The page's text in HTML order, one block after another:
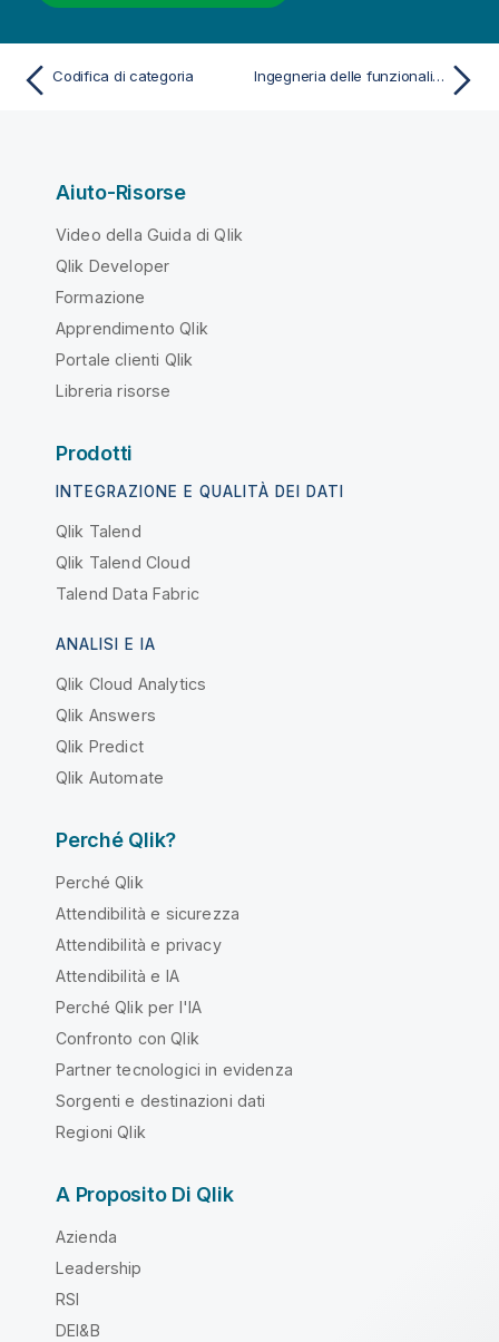
Codifica di categoria Ingegneria delle funzionalità data
Aiuto-Risorse
Video della Guida di Qlik
Qlik Developer
Formazione
Apprendimento Qlik
Portale clienti Qlik
Libreria risorse
Prodotti
INTEGRAZIONE E QUALITÀ DEI DATI
Qlik Talend
Qlik Talend Cloud
Talend Data Fabric
ANALISI E IA
Qlik Cloud Analytics
Qlik Answers
Qlik Predict
Qlik Automate
Perché Qlik?
Perché Qlik
Attendibilità e sicurezza
Attendibilità e privacy
Attendibilità e IA
Perché Qlik per l'IA
Confronto con Qlik
Partner tecnologici in evidenza
Sorgenti e destinazioni dati
Regioni Qlik
A Proposito Di Qlik
Azienda
Leadership
RSI
DEI&B